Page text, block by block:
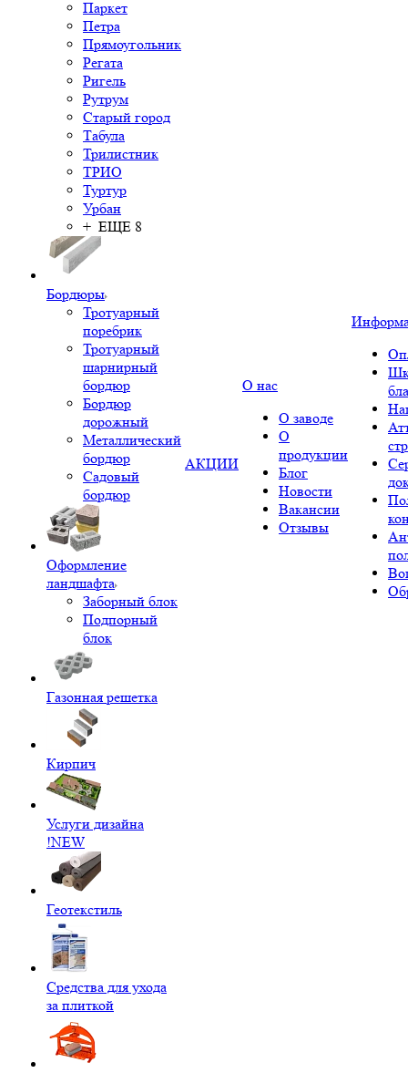
Паркет
Петра
Прямоугольник
Регата
Ригель
Рутрум
Старый город
Табула
Трилистник
ТРИО
Туртур
Урбан
+ ЕЩЕ 8
Бордюры
Тротуарный
поребрик
Тротуарный
шарнирный
бордюр
Бордюр
дорожный
Металлический
бордюр
Садовый
бордюр
Оформление
ландшафта
Заборный блок
Подпорный
блок
Газонная решетка
Кирпич
Услуги дизайна
!NEW
Геотекстиль
Средства для ухода
за плиткой
АКЦИИ
О нас
О заводе
О
продукции
Блог
Новости
Вакансии
Отзывы